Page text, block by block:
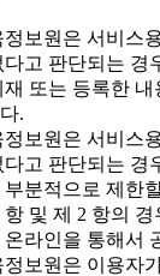
보원은 서비스
다고 판단되는 경
재 또는 등록한
.
보원은 서비스
다고 판단되는 경
부분적으로 제한
및 제 2 항의 경
온라인을 통해서
보원은 이용자